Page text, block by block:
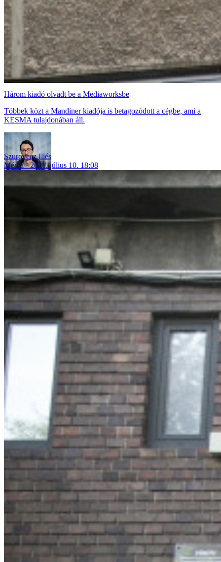
Három kiadó olvadt be a Mediaworksbe
Többek közt a Mandiner kiadója is betagozódott a cégbe, ami a
KESMA tulajdonában áll.
Szurovecz Illés
Média
2021. július 10. 18:08